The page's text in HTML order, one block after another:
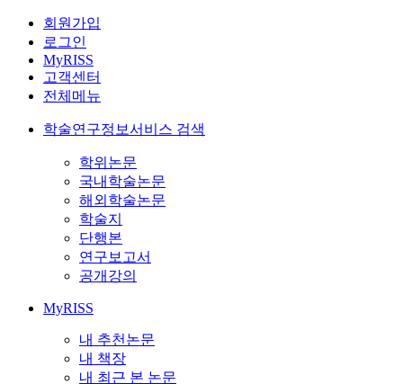
회원가입
로그인
MyRISS
고객센터
전체메뉴
학술연구정보서비스 검색
학위논문
국내학술논문
해외학술논문
학술지
단행본
연구보고서
공개강의
MyRISS
내 추천논문
내 책장
내 최근 본 논문